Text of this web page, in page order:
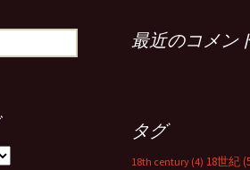
最近のコメン
タグ
18th century (4) 18世紀